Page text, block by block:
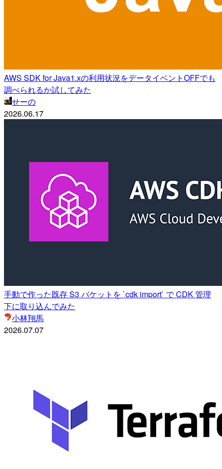
AWS SDK for Java1.xの利用状況をデータイベントOFFでも
調べられるか試してみた
せーの
2026.06.17
手動で作った既存 S3 バケットを `cdk import` で CDK 管理
下に取り込んでみた
小林翔馬
2026.07.07